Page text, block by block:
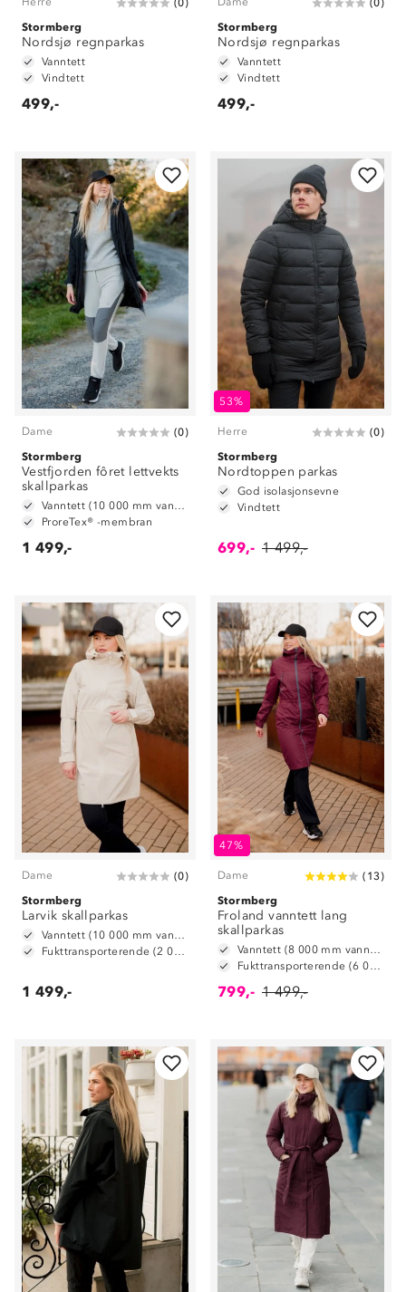
(0)
Stormberg
Nordsjø regnparkas
Vanntett
Vindtett
499,-
(0)
Stormberg
Nordsjø regnparkas
Vanntett
Vindtett
499,-
Dame (0)
Stormberg
Vestfjorden fôret lettvekts
skallparkas
Vanntett (10 000 mm vannsøyle)
ProreTex® -membran
1 499,-
53%
Herre (0)
Stormberg
Nordtoppen parkas
God isolasjonsevne
Vindtett
699,- 1 499,-
Dame (0)
Stormberg
Larvik skallparkas
Vanntett (10 000 mm vannsøyle)
Fukttransporterende (2 000g/m2/24t)
1 499,-
47%
Dame ( 13)
Stormberg
Froland vanntett lang
skallparkas
Vanntett (8 000 mm vannsøyle)
Fukttransporterende (6 000 g/m2/24t)
799,- 1 499,-